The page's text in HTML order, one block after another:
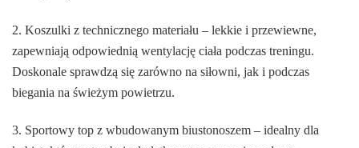
2. Koszulki z technicznego materiału – lekkie i przewiewne,
zapewniają odpowiednią wentylację ciała podczas treningu.
Doskonale sprawdzą się zarówno na siłowni, jak i podczas
biegania na świeżym powietrzu.
3. Sportowy top z wbudowanym biustonoszem – idealny dla